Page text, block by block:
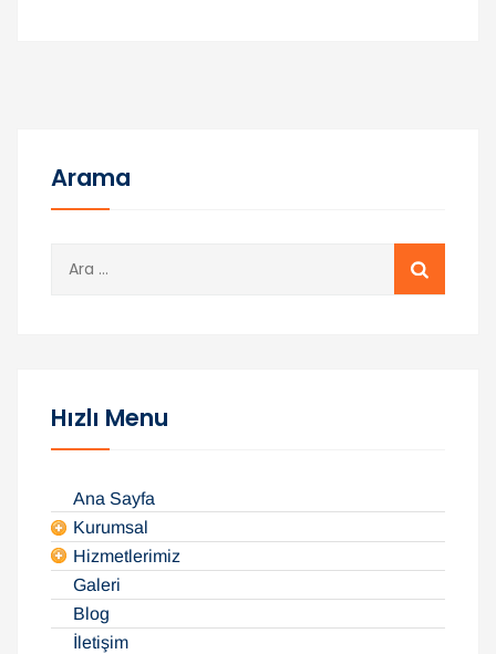
Arama
Hızlı Menu
Ana Sayfa
Kurumsal
Hizmetlerimiz
Galeri
Blog
İletişim